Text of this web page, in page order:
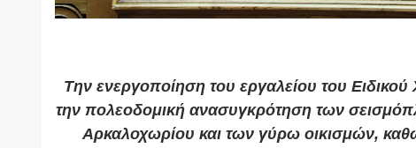
Την ενεργοποίηση του εργαλείου του Ειδικού
την πολεοδομική ανασυγκρότηση των
Αρκαλοχωρίου και των γύρω οικισμών,